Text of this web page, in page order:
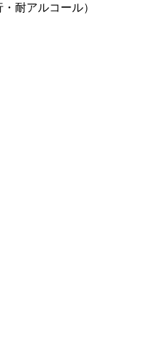
耐アルコール）